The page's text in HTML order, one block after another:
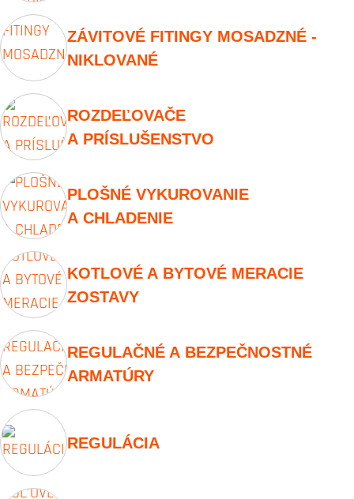
ZÁVITOVÉ FITINGY MOSADZNÉ -
NIKLOVANÉ
ROZDEĽOVAČE
A PRÍSLUŠENSTVO
PLOŠNÉ VYKUROVANIE
A CHLADENIE
KOTLOVÉ A BYTOVÉ MERACIE
ZOSTAVY
REGULAČNÉ A BEZPEČNOSTNÉ
ARMATÚRY
REGULÁCIA